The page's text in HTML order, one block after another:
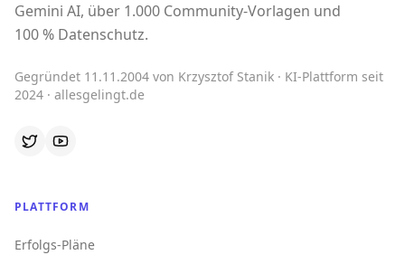
Gemini AI, über 1.000 Community-Vorlagen und
100 % Datenschutz.
Gegründet 11.11.2004 von Krzysztof Stanik · KI-Plattform seit
2024 · allesgelingt.de
PLATTFORM
Erfolgs-Pläne